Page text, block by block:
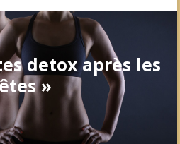
detox après les
»